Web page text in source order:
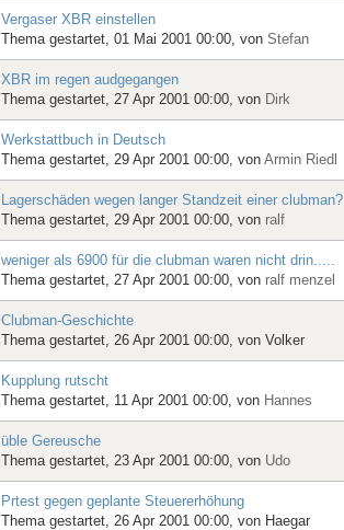
Vergaser XBR einstellen
Thema gestartet, 01 Mai 2001 00:00, von Stefan
XBR im regen audgegangen
Thema gestartet, 27 Apr 2001 00:00, von Dirk
Werkstattbuch in Deutsch
Thema gestartet, 29 Apr 2001 00:00, von Armin Riedl
Lagerschäden wegen langer Standzeit einer clubman?
Thema gestartet, 29 Apr 2001 00:00, von ralf
weniger als 6900 für die clubman waren nicht drin.....
Thema gestartet, 27 Apr 2001 00:00, von ralf menzel
Clubman-Geschichte
Thema gestartet, 26 Apr 2001 00:00, von Volker
Kupplung rutscht
Thema gestartet, 11 Apr 2001 00:00, von Hannes
üble Gereusche
Thema gestartet, 23 Apr 2001 00:00, von Udo
Prtest gegen geplante Steuererhöhung
Thema gestartet, 26 Apr 2001 00:00, von Haegar